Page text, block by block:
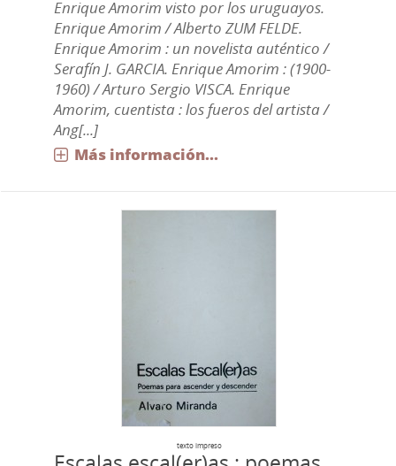
Enrique Amorim visto por los uruguayos.
Enrique Amorim / Alberto ZUM FELDE.
Enrique Amorim : un novelista auténtico /
Serafín J. GARCIA. Enrique Amorim : (1900-
1960) / Arturo Sergio VISCA. Enrique
Amorim, cuentista : los fueros del artista /
Ang[...]
Más información...
texto impreso